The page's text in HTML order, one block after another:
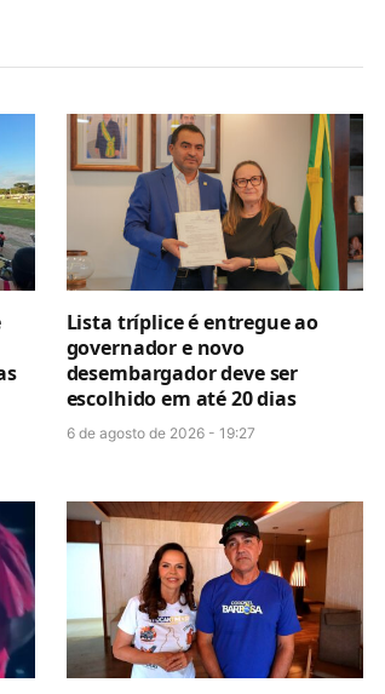
Lista tríplice é entregue ao
governador e novo
desembargador deve ser
escolhido em até 20 dias
6 de agosto de 2026 - 19:27